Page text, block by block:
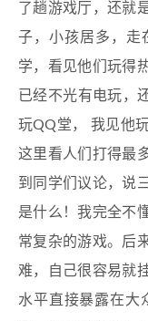
了趟游戏厅，还就
子，小孩居多，走
学，看见他们玩得
已经不光有电玩，
玩QQ堂， 我见他
这里看人们打得最
到同学们议论，说
是什么！我完全不
常复杂的游戏。后
难，自己很容易就
水平直接暴露在大